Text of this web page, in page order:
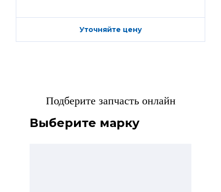
Уточняйте цену
Подберите запчасть онлайн
Выберите марку